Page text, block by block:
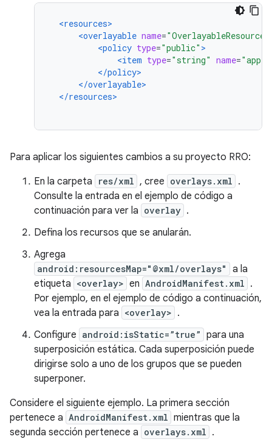
<resources>
<overlayable name=
<policy type="public" >
<item type="string" name=
</policy>
</overlayable>
</resources>
Para aplicar los siguientes cambios a su proyecto RRO:
En la carpeta
res/xml , cree overlays.xml .
Consulte la entrada en el ejemplo de código a
continuación para ver la overlay .
Defina los recursos que se anularán.
Agrega
android:resourcesMap="@xml/overlays"
a la
etiqueta <overlay> en AndroidManifest.xml .
Por ejemplo, en el ejemplo de código a continuación,
vea la entrada para <overlay> .
Configure android:isStatic=”true” para una
superposición estática. Cada superposición puede
dirigirse solo a uno de los grupos que se pueden
superponer.
Considere el siguiente ejemplo. La primera sección
pertenece a AndroidManifest.xml mientras que la
segunda sección pertenece a overlays.xml .